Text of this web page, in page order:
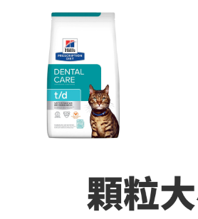
後付繳納相關費用。
※ 交易是否成功請以「AFTEE先享後付 」之結
是否繳費成功／繳費後需取消欲退款等相關疑
客戶支援中心」https://
【注意事項】
１．透過由恩沛科技股份有限公司提供之「
易，需依本服務之必要範圍內提供個人資料，
權轉讓予恩沛科技股份有限公司。
２．關於個人資料處理事宜，請瀏覽以下網址：
「AFTEE先享後付」，若未經同意申辦者引起
４．使用「AFTEE先享後付」時，將依據個別
時審查核予不同之上限額度；若仍有額度不足
每筆NT$60，滿NT$1,111(含以上)免運費
每筆NT$110，滿NT$2,100(含以上)免運費